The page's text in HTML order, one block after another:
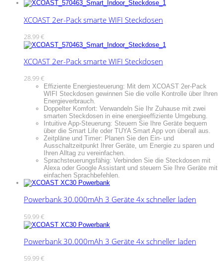
XCOAST 2er-Pack smarte WIFI Steckdosen
28.99€
XCOAST 2er-Pack smarte WIFI Steckdosen
28.99€
Effiziente Energiesteuerung: Mit dem XCOAST 2er-Pack
WIFI Steckdosen gewinnen Sie die volle Kontrolle über Ihren
Energieverbrauch.
Doppelter Komfort: Verwandeln Sie Ihr Zuhause mit zwei
smarten Steckdosen in eine energieeffiziente Umgebung.
Intuitive App-Steuerung: Steuern Sie Ihre Geräte bequem
über die Smart Life oder TUYA Smart App von überall aus.
Zeitpläne und Timer: Planen Sie den Ein- und
Ausschaltzeitpunkt Ihrer Geräte, um Energie zu sparen und
Ihren Alltag zu vereinfachen.
Sprachsteuerungsfähig: Verbinden Sie die Steckdosen mit
Alexa oder Google Assistant und steuern Sie Ihre Geräte mit
einfachen Sprachbefehlen.
Powerbank 30.000mAh 3 Geräte 4x schneller laden
59.99€
Powerbank 30.000mAh 3 Geräte 4x schneller laden
59.99€